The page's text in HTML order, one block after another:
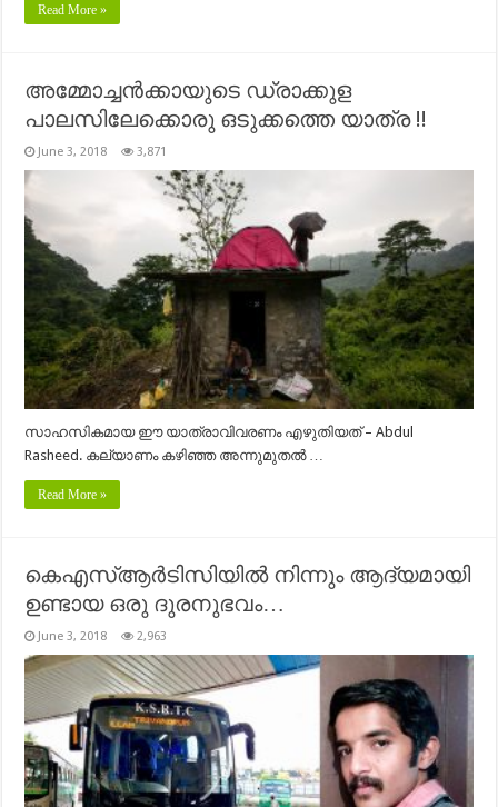
Read More »
അമ്മോച്ചൻക്കായുടെ ഡ്രാക്കുള
പാലസിലേക്കൊരു ഒടുക്കത്തെ യാത്ര !!
June 3, 2018 3,871
സാഹസികമായ ഈ യാത്രാവിവരണം എഴുതിയത് – Abdul
Rasheed‎. കല്യാണം കഴിഞ്ഞ അന്നുമുതൽ …
Read More »
കെഎസ്ആർടിസിയിൽ നിന്നും ആദ്യമായി
ഉണ്ടായ ഒരു ദുരനുഭവം…
June 3, 2018 2,963